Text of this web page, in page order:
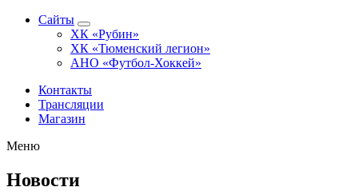
Сайты
ХК «Рубин»
ХК «Тюменский легион»
АНО «Футбол-Хоккей»
Контакты
Трансляции
Магазин
Меню
Новости